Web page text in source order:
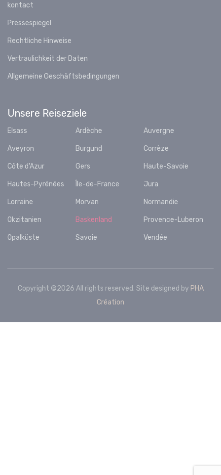
kontact
Pressespiegel
Rechtliche Hinweise
Vertraulichkeit der Daten
Allgemeine Geschäftsbedingungen
Unsere Reiseziele
Elsass Ardèche Auvergne
Aveyron Burgund Corrèze
Côte d'Azur Gers Haute-Savoie
Hautes-Pyrénées Île-de-France Jura
Lorraine Morvan Normandie
Okzitanien Baskenland Provence-Luberon
Opalküste Savoie Vendée
Copyright ©2026 All rights reserved. Site designed by PHA
Création